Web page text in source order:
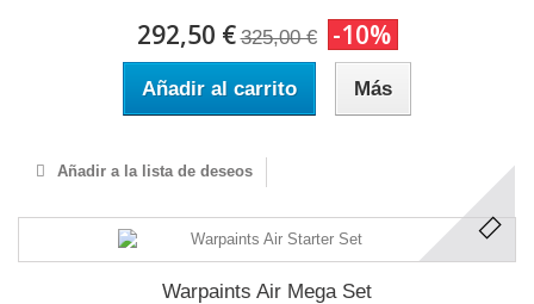
292,50 € 325,00 € -10%
Añadir al carrito Más
Añadir a la lista de deseos
Warpaints Air Mega Set